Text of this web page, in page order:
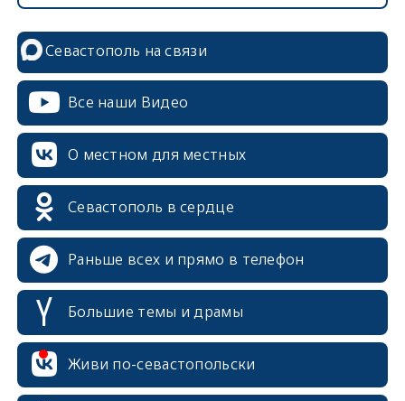
Севастополь на связи
Все наши Видео
О местном для местных
Севастополь в сердце
Раньше всех и прямо в телефон
Большие темы и драмы
Живи по-севастопольски